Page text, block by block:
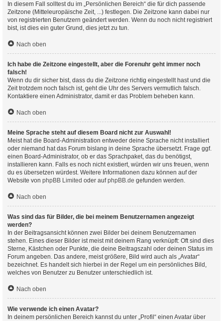
In diesem Fall solltest du im „Persönlichen Bereich“ die für dich passende
Zeitzone (Mitteleuropäische Zeit, ...) festlegen. Die Zeitzone kann dabei nur
von registrierten Benutzern geändert werden. Wenn du noch nicht registriert
bist, ist dies ein guter Grund, dies jetzt zu tun.
Nach oben
Ich habe die Zeitzone eingestellt, aber die Forenuhr geht immer noch
falsch!
Wenn du dir sicher bist, dass du die Zeitzone richtig eingestellt hast und die
Zeit trotzdem noch falsch ist, geht die Uhr des Servers vermutlich falsch.
Kontaktiere einen Administrator, damit er das Problem beheben kann.
Nach oben
Meine Sprache steht auf diesem Board nicht zur Auswahl!
Meist hat die Board-Administration entweder deine Sprache nicht installiert
oder niemand hat das Forum bislang in deine Sprache übersetzt. Frage ggf.
einen Board-Administrator, ob er das Sprachpaket, das du benötigst,
installieren kann. Falls es noch nicht existiert, würden wir uns freuen, wenn
du es übersetzen würdest. Weitere Informationen dazu können auf der
Website von phpBB Limited oder aufphpBB.de gefunden werden.
Nach oben
Was sind das für Bilder, die bei meinem Benutzernamen angezeigt
werden?
In der Beitragsansicht können zwei Bilder bei deinem Benutzernamen
stehen. Eines dieser Bilder ist meist mit deinem Rang verknüpft: Oft sind dies
Sterne, Kästchen oder Punkte, die deine Beitragszahl oder deinen Status im
Forum angeben. Das andere, meist größere, Bild wird auch als „Avatar“
bezeichnet. Es handelt sich hierbei in der Regel um ein persönliches Bild,
welches von Benutzer zu Benutzer unterschiedlich ist.
Nach oben
Wie verwende ich einen Avatar?
In deinem persönlichen Bereich kannst du unter „Profil“ einen Avatar über